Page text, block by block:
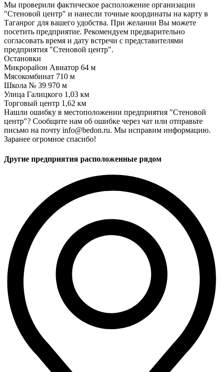
Мы проверили фактическое расположение организации
"Стеновой центр" и нанесли точные координаты на карту в
Таганрог для вашего удобства. При желании Вы можете
посетить предприятие. Рекомендуем предварительно
согласовать время и дату встречи с представителями
предприятия "Стеновой центр".
Остановки
Микрорайон Авиатор 64 м
Мясокомбинат 710 м
Школа № 39 970 м
Улица Галицкого 1,03 км
Торговый центр 1,62 км
Нашли ошибку в местоположении предприятия "Стеновой
центр"? Сообщите нам об ошибке через чат или отправьте
письмо на почту info@bedon.ru. Мы исправим информацию.
Заранее огромное спасибо!
Другие предприятия расположенные рядом